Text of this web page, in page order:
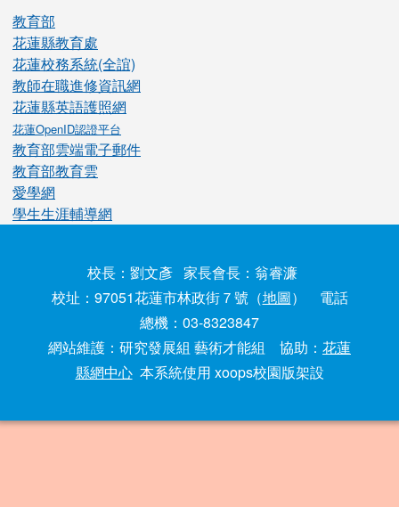
教育部
花蓮縣教育處
花蓮校務系統(全誼)
教師在職進修資訊網
花蓮縣英語護照網
花蓮OpenID認證平台
教育部雲端電子郵件
教育部教育雲
愛學網
學生生涯輔導網
校長：劉文彥 家長會長：翁睿濂
校址：97051花蓮市林政街７號（地圖） 電話
總機：03-8323847
網站維護：研究發展組 藝術才能組 協助： 花蓮
縣網中心本系統使用 xoops校園版架設